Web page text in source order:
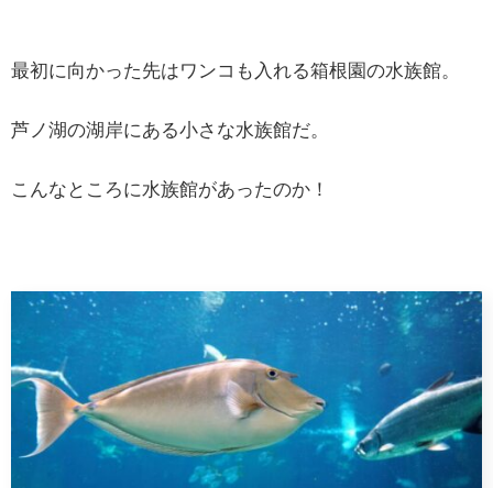
最初に向かった先はワンコも入れる箱根園の水族館。
芦ノ湖の湖岸にある小さな水族館だ。
こんなところに水族館があったのか！